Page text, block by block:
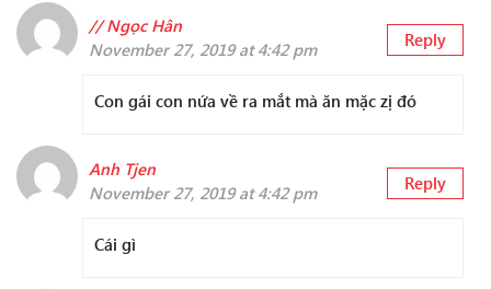
// Ngọc Hân
November 27, 2019 at 4:42 pm
Reply
Con gái con nứa về ra mắt mà ăn mặc zị đó
Anh Tjen
November 27, 2019 at 4:42 pm
Reply
Cái gì